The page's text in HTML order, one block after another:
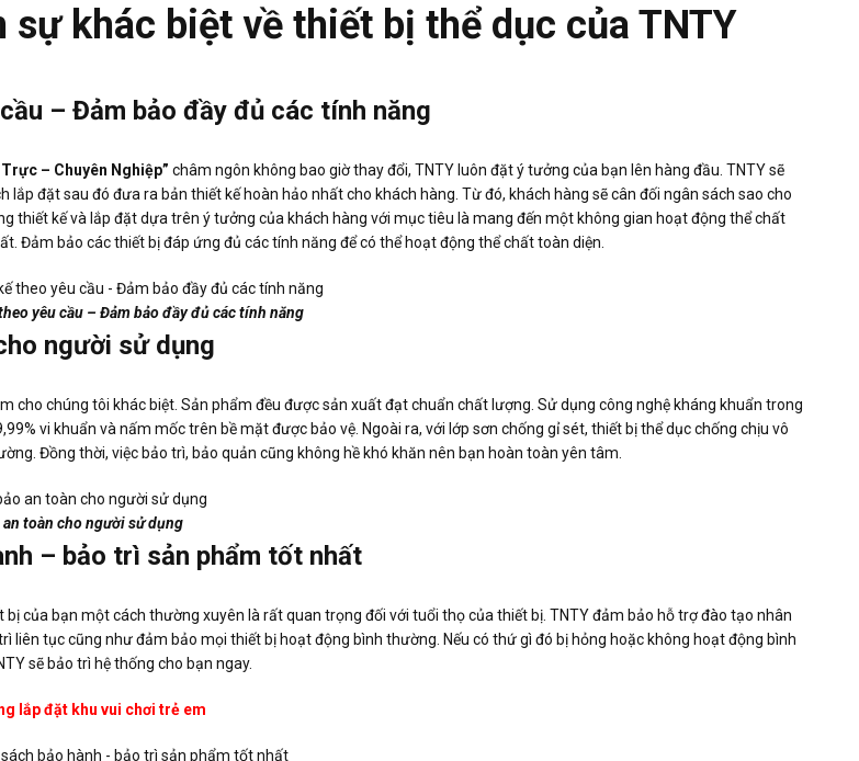
sự khác biệt về thiết bị thể dục của TNTY
– Đảm bảo đầy đủ các tính năng
– Chuyên Nghiệp” châm ngôn không bao giờ thay đổi, TNTY luôn đặt ý tưởng của bạn lên hàng đầu. TNTY sẽ
lắp đặt sau đó đưa ra bản thiết kế hoàn hảo nhất cho khách hàng. Từ đó, khách hàng sẽ cân đối ngân sách sao cho
thiết kế và lắp đặt dựa trên ý tưởng của khách hàng với mục tiêu là mang đến một không gian hoạt động thể chất
Đảm bảo các thiết bị đáp ứng đủ các tính năng để có thể hoạt động thể chất toàn diện.
yêu cầu – Đảm bảo đầy đủ các tính năng
người sử dụng
cho chúng tôi khác biệt. Sản phẩm đều được sản xuất đạt chuẩn chất lượng. Sử dụng công nghệ kháng khuẩn trong
vi khuẩn và nấm mốc trên bề mặt được bảo vệ. Ngoài ra, với lớp sơn chống gỉ sét, thiết bị thể dục chống chịu vô
Đồng thời, việc bảo trì, bảo quản cũng không hề khó khăn nên bạn hoàn toàn yên tâm.
an toàn cho người sử dụng
– bảo trì sản phẩm tốt nhất
bị của bạn một cách thường xuyên là rất quan trọng đối với tuổi thọ của thiết bị. TNTY đảm bảo hỗ trợ đào tạo nhân
liên tục cũng như đảm bảo mọi thiết bị hoạt động bình thường. Nếu có thứ gì đó bị hỏng hoặc không hoạt động bình
sẽ bảo trì hệ thống cho bạn ngay.
lắp đặt khu vui chơi trẻ em